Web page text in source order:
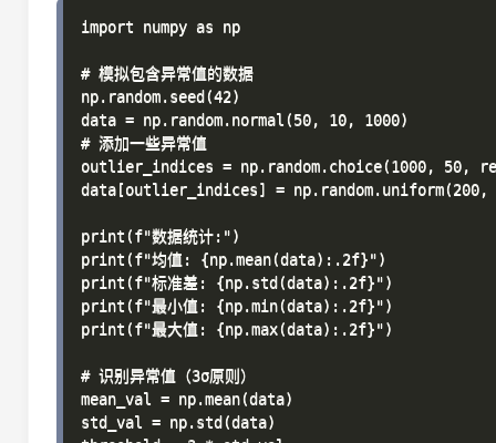
import numpy as np
# 模拟包含异常值的数据
np.random.seed(42)
data = np.random.normal(50, 10, 1000)
# 添加一些异常值
outlier_indices = np.random.choice(1000, 50,
data[outlier_indices] = np.random.uniform(200,
print(f"数据统计:")
print(f"均值: {np.mean(data):.2f}")
print(f"标准差: {np.std(data):.2f}")
print(f"最小值: {np.min(data):.2f}")
print(f"最大值: {np.max(data):.2f}")
# 识别异常值（3σ原则）
mean_val = np.mean(data)
std_val = np.std(data)